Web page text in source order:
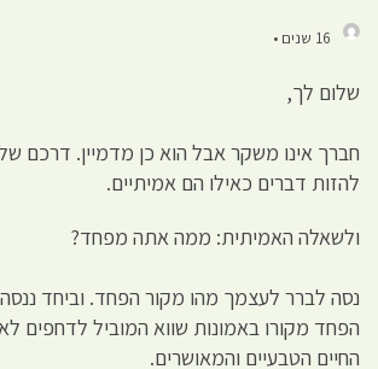
16 שנים •
שלום לך,
חברך אינו משקר אבל הוא כן מדמיין. דרכם
להזות דברים כאילו הם אמיתיים.
ולשאלה האמיתית: ממה אתה מפחד?
נסה לברר לעצמך מהו מקור הפחד. וביחד ננסה
הפחד מקורו באמונות שווא המוביל לדחפים לא
החיים הטבעיים והמאושרים.